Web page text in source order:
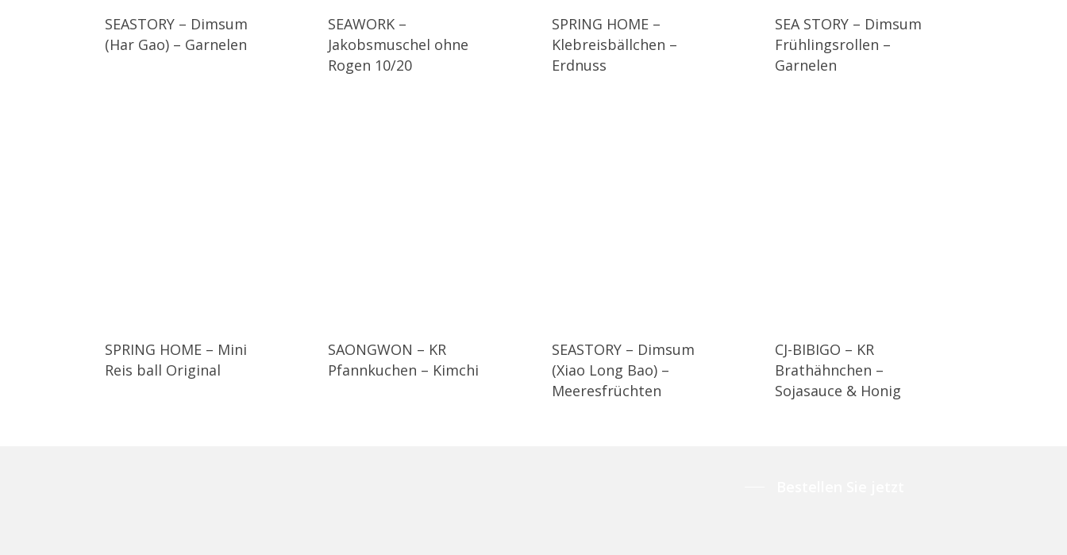
SEASTORY – Dimsum
(Har Gao) – Garnelen
SEAWORK –
Jakobsmuschel ohne
Rogen 10/20
SPRING HOME –
Klebreisbällchen –
Erdnuss
SEA STORY – Dimsum
Frühlingsrollen –
Garnelen
SPRING HOME – Mini
Reis ball Original
SAONGWON – KR
Pfannkuchen – Kimchi
SEASTORY – Dimsum
(Xiao Long Bao) –
Meeresfrüchten
CJ-BIBIGO – KR
Brathähnchen –
Sojasauce & Honig